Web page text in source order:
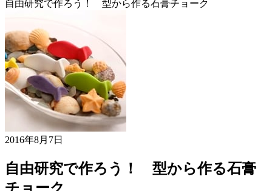
自由研究で作ろう！ 型から作る石膏チョーク
2016年8月7日
自由研究で作ろう！ 型から作る石膏
チョーク